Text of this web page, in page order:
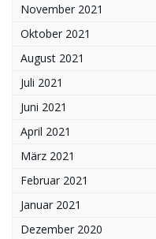
November 2021
Oktober 2021
August 2021
Juli 2021
Juni 2021
April 2021
März 2021
Februar 2021
Januar 2021
Dezember 2020